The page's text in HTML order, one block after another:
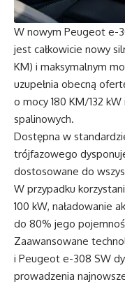
W nowym Peugeot e-
jest całkowicie nowy
KM) i maksymalnym
uzupełnia obecną
o mocy 180 KM/132
spalinowych.
Dostępna w
trójfazowego
dostosowane do
W przypadku
100 kW, naładowanie
do 80% jego
Zaawansowane
i Peugeot e-308 SW
prowadzenia